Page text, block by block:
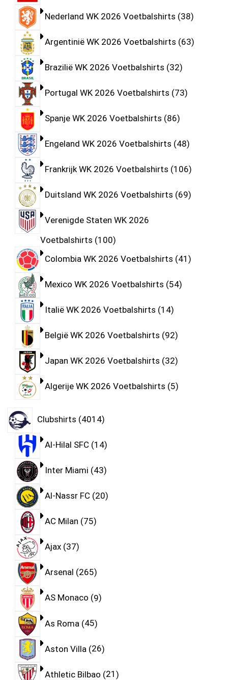
Nederland WK 2026 Voetbalshirts 38
Argentinië WK 2026 Voetbalshirts 63
Brazilië WK 2026 Voetbalshirts 32
Portugal WK 2026 Voetbalshirts 73
Spanje WK 2026 Voetbalshirts 86
Engeland WK 2026 Voetbalshirts 48
Frankrijk WK 2026 Voetbalshirts 106
Duitsland WK 2026 Voetbalshirts 69
Verenigde Staten WK 2026
Voetbalshirts 100
Colombia WK 2026 Voetbalshirts 41
Mexico WK 2026 Voetbalshirts 54
Italië WK 2026 Voetbalshirts 14
België WK 2026 Voetbalshirts 92
Japan WK 2026 Voetbalshirts 32
Algerije WK 2026 Voetbalshirts 5
Clubshirts 4014
Al-Hilal SFC 14
Inter Miami 43
Al-Nassr FC 20
AC Milan 75
Ajax 37
Arsenal 265
AS Monaco 9
As Roma 45
Aston Villa 26
Athletic Bilbao 21